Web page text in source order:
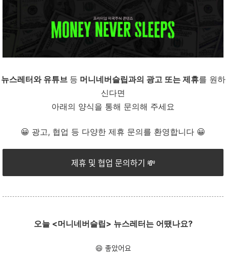
뉴스레터와 유튜브 등 머니네버슬립과의 광고 또는 제휴를 원하
신다면
아래의 양식을 통해 문의해 주세요
😀 광고, 협업 등 다양한 제휴 문의를 환영합니다 😀
제휴 및 협업 문의하기 💸
오늘 <머니네버슬립> 뉴스레터는 어땠나요?
😄 좋았어요